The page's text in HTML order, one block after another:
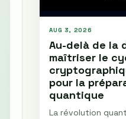
AUG 3, 2026
Au-delà de la
maîtriser le
pour la
quantique
La révolution